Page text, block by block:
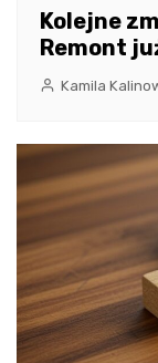
Kolejne
Remont
Kamila